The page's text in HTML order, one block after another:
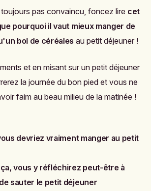
pas convaincu, foncez lire cet
pourquoi il vaut mieux manger de
bol de céréales au petit déjeuner !
et en misant sur un petit déjeuner
la journée du bon pied et vous ne
faim au beau milieu de la matinée !
devriez vraiment manger au petit
vous y réfléchirez peut-être à
sauter le petit déjeuner